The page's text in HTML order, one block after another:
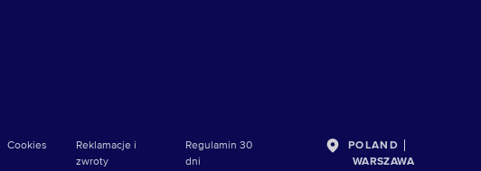
Cookies
Reklamacje i
zwroty
Regulamin 30
dni
POLAND
WARSZAWA